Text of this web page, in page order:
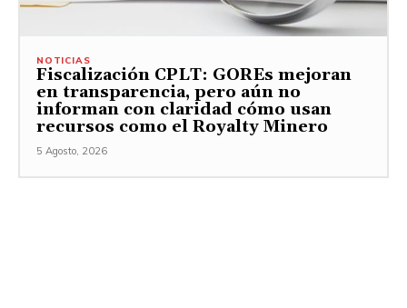
NOTICIAS
Fiscalización CPLT: GOREs mejoran
en transparencia, pero aún no
informan con claridad cómo usan
recursos como el Royalty Minero
5 Agosto, 2026